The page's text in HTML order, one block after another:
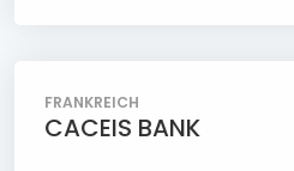
FRANKREICH
CACEIS BANK